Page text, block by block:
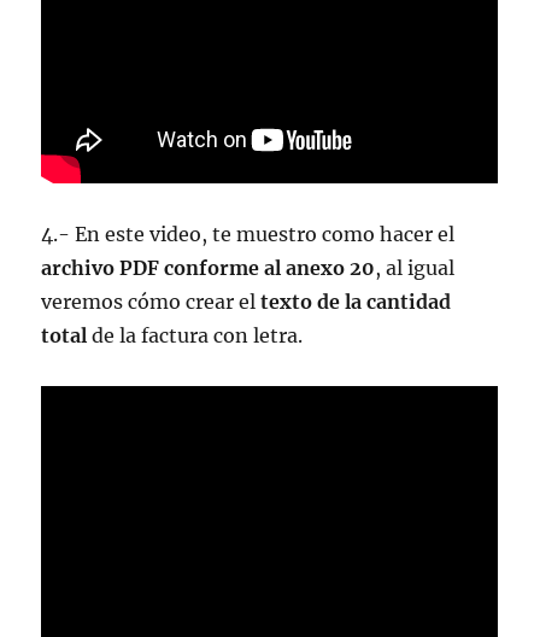
4.- En este video, te muestro como hacer el
archivo PDF conforme al anexo 20, al igual
veremos cómo crear eltexto de la cantidad
total de la factura con letra.